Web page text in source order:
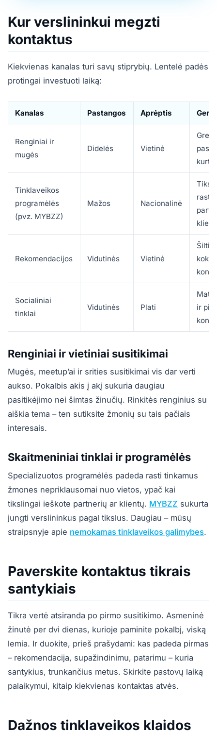
Kur verslininkui megzti
kontaktus
Kiekvienas kanalas turi savų stiprybių. Lentelė padės
protingai investuoti laiką:
Kanalas Pastangos Aprėptis
Renginiai ir
mugės
Didelės Vietinė
kurti
Tinklaveikos
programėlės
(pvz. MYBZZ)
Mažos Nacionalinė
rasti
Rekomendacijos Vidutinės Vietinė
Socialiniai
tinklai
Vidutinės Plati
ir
Renginiai ir vietiniai susitikimai
Mugės, meetup’ai ir srities susitikimai vis dar verti
aukso. Pokalbis akis į akį sukuria daugiau
pasitikėjimo nei šimtas žinučių. Rinkitės renginius su
aiškia tema – ten sutiksite žmonių su tais pačiais
interesais.
Skaitmeniniai tinklai ir programėlės
Specializuotos programėlės padeda rasti tinkamus
žmones nepriklausomai nuo vietos, ypač kai
tikslingai ieškote partnerių ar klientų. MYBZZ sukurta
jungti verslininkus pagal tikslus. Daugiau – mūsų
straipsnyje apie nemokamas tinklaveikos galimybes.
Paverskite kontaktus tikrais
santykiais
Tikra vertė atsiranda po pirmo susitikimo. Asmeninė
žinutė per dvi dienas, kurioje paminite pokalbį, viską
lemia. Ir duokite, prieš prašydami: kas padeda pirmas
– rekomendacija, supažindinimu, patarimu – kuria
santykius, trunkančius metus. Skirkite pastovų laiką
palaikymui, kitaip kiekvienas kontaktas atvės.
Dažnos tinklaveikos klaidos